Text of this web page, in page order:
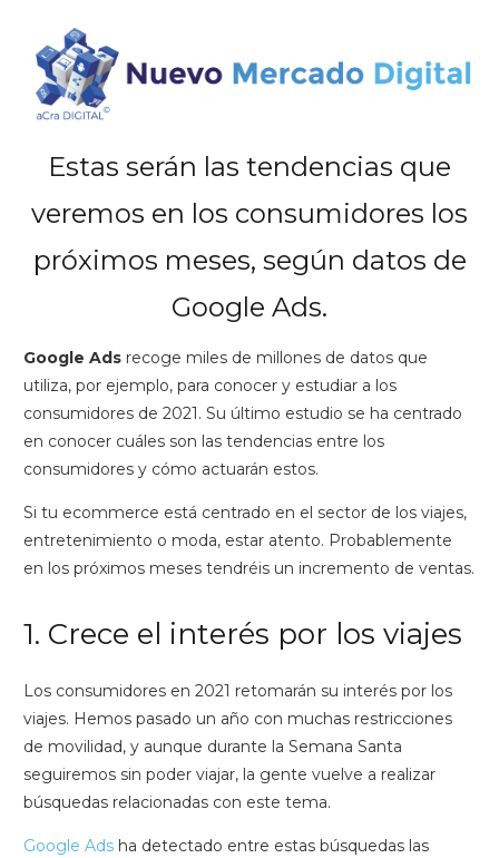
Estas serán las tendencias que
veremos en los consumidores los
próximos meses, según datos de
Google Ads.
Google Ads recoge miles de millones de datos que
utiliza, por ejemplo, para conocer y estudiar a los
consumidores de 2021. Su último estudio se ha centrado
en conocer cuáles son las tendencias entre los
consumidores y cómo actuarán estos.
Si tu ecommerce está centrado en el sector de los viajes,
entretenimiento o moda, estar atento. Probablemente
en los próximos meses tendréis un incremento de ventas.
1. Crece el interés por los viajes
Los consumidores en 2021 retomarán su interés por los
viajes. Hemos pasado un año con muchas restricciones
de movilidad, y aunque durante la Semana Santa
seguiremos sin poder viajar, la gente vuelve a realizar
búsquedas relacionadas con este tema.
Google Ads ha detectado entre estas búsquedas las